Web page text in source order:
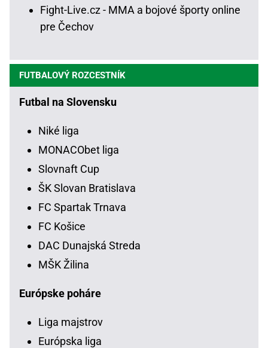
Fight-Live.cz - MMA a bojové športy online
pre Čechov
FUTBALOVÝ ROZCESTNÍK
Futbal na Slovensku
Niké liga
MONACObet liga
Slovnaft Cup
ŠK Slovan Bratislava
FC Spartak Trnava
FC Košice
DAC Dunajská Streda
MŠK Žilina
Európske poháre
Liga majstrov
Európska liga